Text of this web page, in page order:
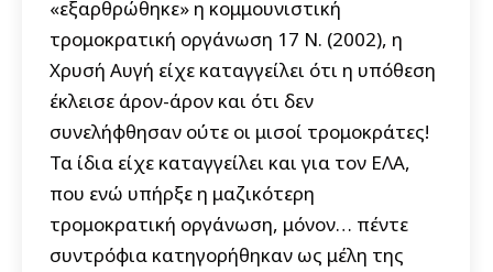
«εξαρθρώθηκε» η κομμουνιστική
τρομοκρατική οργάνωση 17 Ν. (2002), η
Χρυσή Αυγή είχε καταγγείλει ότι η υπόθεση
έκλεισε άρον-άρον και ότι δεν
συνελήφθησαν ούτε οι μισοί τρομοκράτες!
Τα ίδια είχε καταγγείλει και για τον ΕΛΑ,
που ενώ υπήρξε η μαζικότερη
τρομοκρατική οργάνωση, μόνον… πέντε
συντρόφια κατηγορήθηκαν ως μέλη της